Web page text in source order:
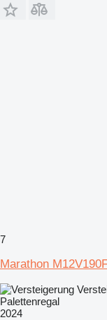
7
Marathon
Palettenregal
2024